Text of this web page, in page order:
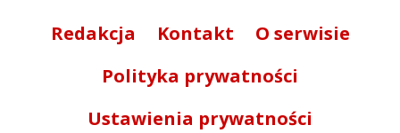
Redakcja Kontakt
O serwisie
Polityka prywatności
Ustawienia prywatności